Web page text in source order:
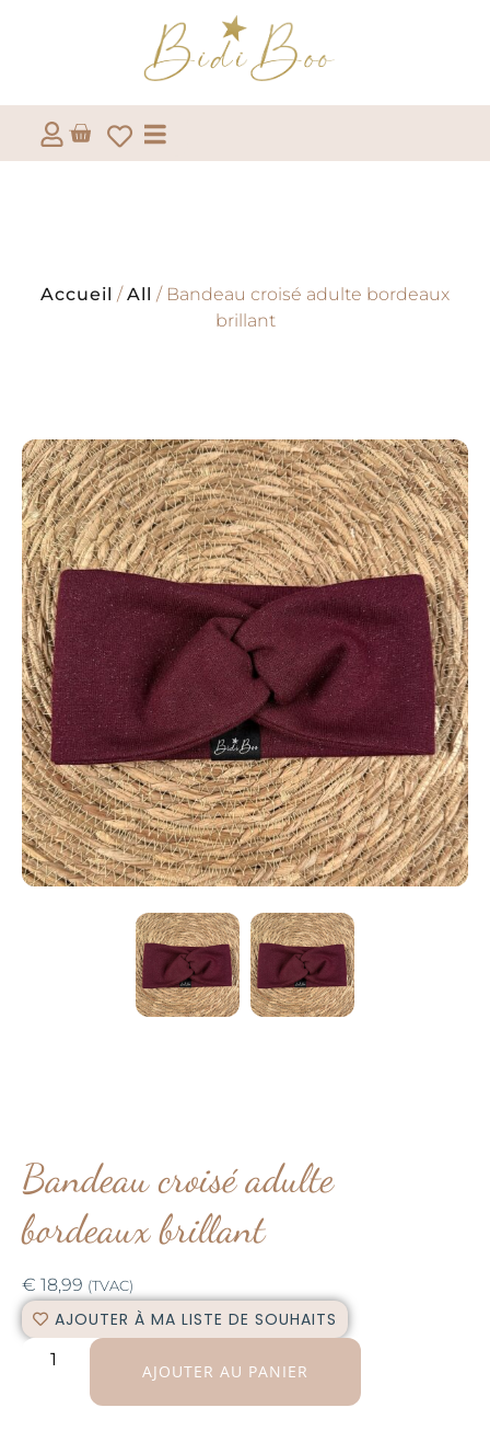
Accueil /All / Bandeau croisé adulte bordeaux
brillant
Bandeau croisé adulte
bordeaux brillant
€ 18,99 (TVAC)
AJOUTER À MA LISTE DE SOUHAITS
AJOUTER AU PANIER